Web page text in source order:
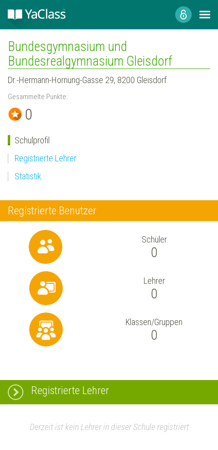
Bundesgymnasium und
Bundesrealgymnasium Gleisdorf
Dr.-Hermann-Hornung-Gasse 29, 8200 Gleisdorf
Gesammelte Punkte:
0
Schulprofil
Registrierte Lehrer
Statistik
Registrierte Benutzer
Schüler
0
Lehrer
0
Klassen/Gruppen
0
Registrierte Lehrer
Derzeit ist kein Lehrer in dieser Schule registriert